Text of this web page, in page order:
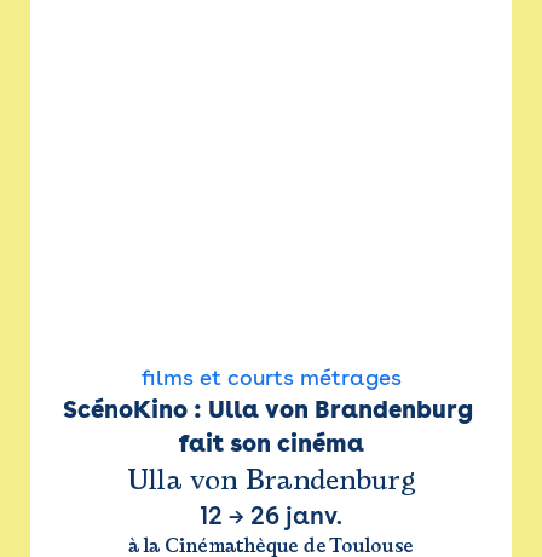
films et courts métrages
ScénoKino : Ulla von Brandenburg
fait son cinéma
Ulla von Brandenburg
12 → 26 janv.
à la Cinémathèque de Toulouse